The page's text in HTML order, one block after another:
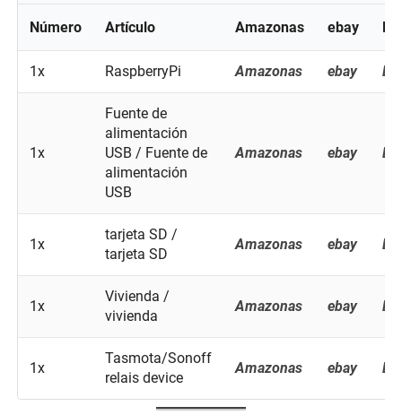
Número Artículo Amazonas ebay
1x RaspberryPi Amazonas ebay
1x
Fuente de
alimentación
USB / Fuente de
alimentación
USB
Amazonas ebay
1x
tarjeta SD /
tarjeta SD
Amazonas ebay
1x
Vivienda /
vivienda
Amazonas ebay
1x
Tasmota/Sonoff
relais device
Amazonas ebay